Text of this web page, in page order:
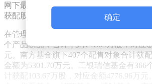
网下最终发行量的19%，配售比例为
获配股数大致在3048股左右，B类账户多
在管理人层面，头部公募表现突出。易方
个产品获配，合计拿到141.64万股，对应
元。南方基金旗下407个配售对象合计获
金额为5301.70万元。工银瑞信基金有366
计获配103.67万股，对应金额4776.96万元
确定